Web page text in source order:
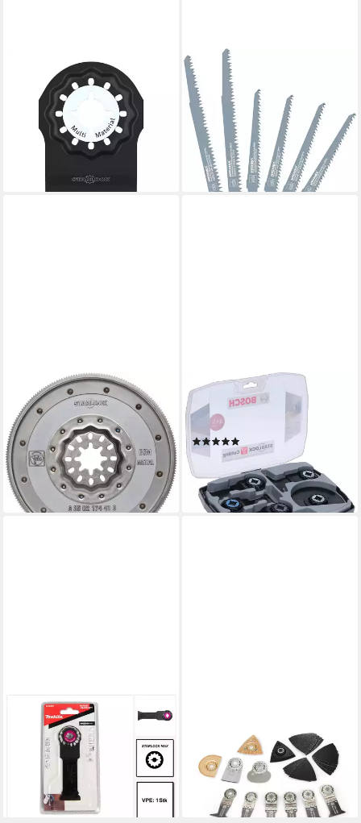
Tauchsägeblatt (10 Stück),
ATZ 52 SFC Multi Material,
Starlock, 52 x 40 mm - 10er
lieferbar - in 2-3 Werktagen bei dir
HYCHIKA
Stichsägeblatt Hychika
Reciprocating Saw Blades (1-
St)
15,29 €
lieferbar - in 4-5 Werktagen bei dir
Sägeblatt Starlock Sägeblatt
mit Tiefenanschlag
63502174410
56,49 €
lieferbar - in 2-3 Werktagen bei dir
BOSCH PROFESSIONAL
Sägeblatt Starlock Best of
Cutting Set
51,29 € UVP79,83 €
-36%
lieferbar - in 2-3 Werktagen bei dir
Tauchsägeblatt MAM006
Tauchsägeblatt Starlock Max
32 x 70 mm 1 Stk. (B-66450)
lieferbar - in 2-3 Werktagen bei dir
RENOVATION 26-teilig
ab 96,59 €
lieferbar - in 2-3 Werktagen bei dir